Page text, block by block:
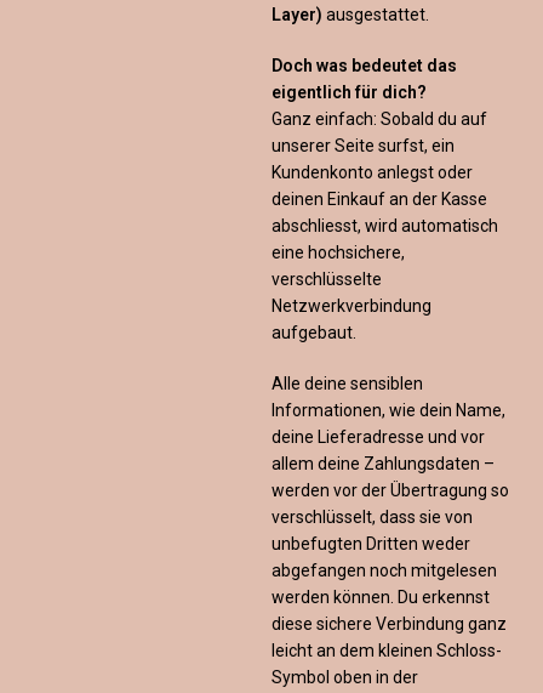
Layer) ausgestattet.
Doch was bedeutet das
eigentlich für dich?
Ganz einfach: Sobald du auf
unserer Seite surfst, ein
Kundenkonto anlegst oder
deinen Einkauf an der Kasse
abschliesst, wird automatisch
eine hochsichere,
verschlüsselte
Netzwerkverbindung
aufgebaut.
Alle deine sensiblen
Informationen, wie dein Name,
deine Lieferadresse und vor
allem deine Zahlungsdaten –
werden vor der Übertragung so
verschlüsselt, dass sie von
unbefugten Dritten weder
abgefangen noch mitgelesen
werden können. Du erkennst
diese sichere Verbindung ganz
leicht an dem kleinen Schloss-
Symbol oben in der